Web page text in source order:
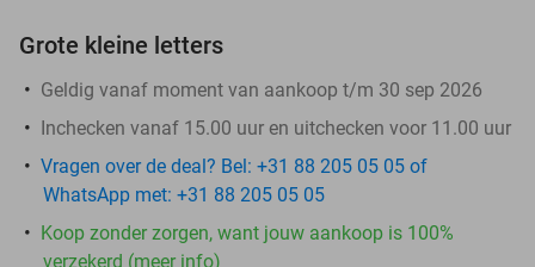
Grote kleine letters
Geldig vanaf moment van aankoop t/m 30 sep 2026
Inchecken vanaf 15.00 uur en uitchecken voor 11.00 uur
Vragen over de deal? Bel: +31 88 205 05 05 of
WhatsApp met: +31 88 205 05 05
Koop zonder zorgen, want jouw aankoop is 100%
verzekerd (meer info)